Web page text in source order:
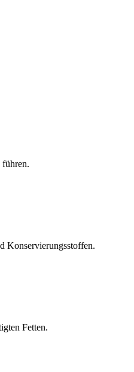
führen.
Konservierungsstoffen.
Fetten.